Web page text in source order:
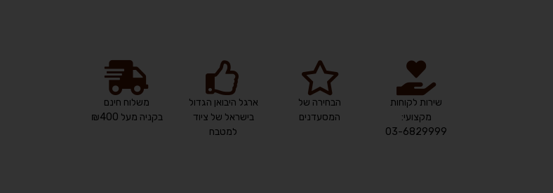
שירות לקוחות
מקצועי:
03-6829999
הבחירה של
המסעדנים
ארגל היבואן הגדול
בישראל של ציוד
למטבח
משלוח חינם
בקניה מעל ₪400